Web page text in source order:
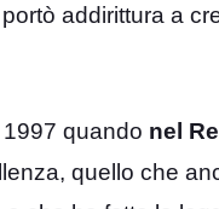
addirittura a
quando nel
quello che